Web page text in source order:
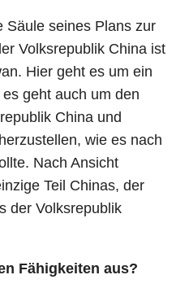
Säule seines Plans zur
Volksrepublik China ist
Hier geht es um ein
geht auch um den
China und
wie es nach
Nach Ansicht
Teil Chinas, der
der Volksrepublik
Fähigkeiten aus?